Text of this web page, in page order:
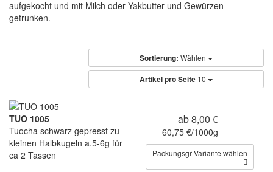
aufgekocht und mit Milch oder Yakbutter und Gewürzen
getrunken.
Sortierung: Wählen
Artikel pro Seite 10
TUO 1005
Tuocha schwarz gepresst zu
kleinen Halbkugeln a.5-6g für
ca 2 Tassen
ab 8,00 €
60,75 €/1000g
Packungsgr Variante wählen